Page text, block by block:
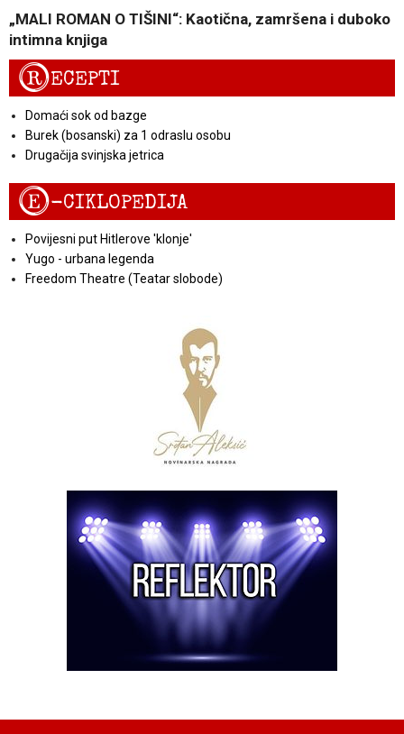
„MALI ROMAN O TIŠINI“: Kaotična, zamršena i duboko
intimna knjiga
RECEPTI
Domaći sok od bazge
Burek (bosanski) za 1 odraslu osobu
Drugačija svinjska jetrica
E-CIKLOPEDIJA
Povijesni put Hitlerove 'klonje'
Yugo - urbana legenda
Freedom Theatre (Teatar slobode)